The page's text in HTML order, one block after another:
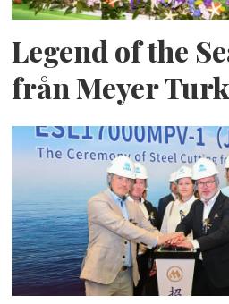
Legend of the
från Meyer